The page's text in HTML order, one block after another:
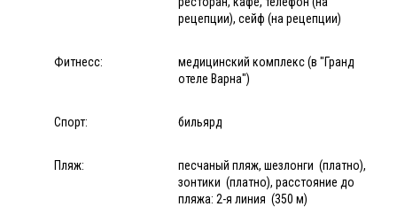
рецепции), сейф (на рецепции)
Фитнесс:
медицинский комплекс (в "Гранд
отеле Варна")
Спорт: бильярд
Пляж:
песчаный пляж, шезлонги (платно),
зонтики (платно), расстояние до
пляжа: 2-я линия (350 м)